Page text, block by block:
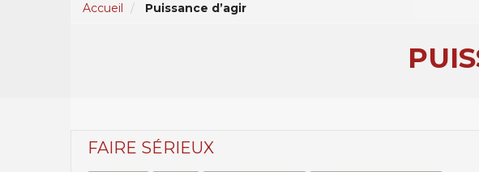
Accueil Puissance d’agir
FAIRE SÉRIEUX